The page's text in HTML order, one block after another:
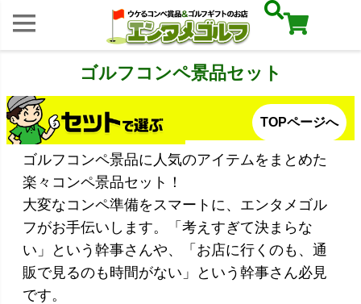
ゴルフコンペ景品セット
TOPページへ
ゴルフコンペ景品に人気のアイテムをまとめた
楽々コンペ景品セット！
大変なコンペ準備をスマートに、エンタメゴル
フがお手伝いします。「考えすぎて決まらな
い」という幹事さんや、「お店に行くのも、通
販で見るのも時間がない」という幹事さん必見
です。